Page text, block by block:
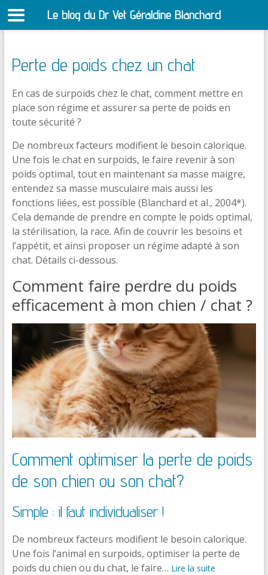
Perte de poids chez un chat
En cas de surpoids chez le chat, comment mettre en
place son régime et assurer sa perte de poids en
toute sécurité ?
De nombreux facteurs modifient le besoin calorique.
Une fois le chat en surpoids, le faire revenir à son
poids optimal, tout en maintenant sa masse maigre,
entendez sa masse musculaire mais aussi les
fonctions liées, est possible (Blanchard et al., 2004*).
Cela demande de prendre en compte le poids optimal,
la stérilisation, la race. Afin de couvrir les besoins et
l’appétit, et ainsi proposer un régime adapté à son
chat. Détails ci-dessous.
Comment faire perdre du poids
efficacement à mon chien / chat ?
Comment optimiser la perte de poids
de son chien ou son chat?
Simple : il faut individualiser !
De nombreux facteurs modifient le besoin calorique.
Une fois l’animal en surpoids, optimiser la perte de
poids du chien ou du chat, le faire… Lire la suite
Le blog du Dr Vet Géraldine Blanchard